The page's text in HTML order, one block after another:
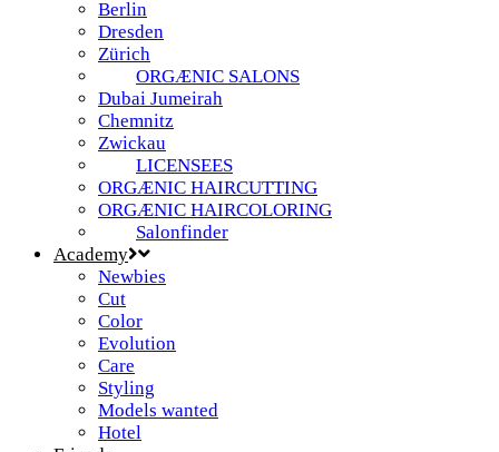
Berlin
Dresden
Zürich
ORGÆNIC SALONS
Dubai Jumeirah
Chemnitz
Zwickau
LICENSEES
ORGÆNIC HAIRCUTTING
ORGÆNIC HAIRCOLORING
Salonfinder
Academy
Newbies
Cut
Color
Evolution
Care
Styling
Models wanted
Hotel